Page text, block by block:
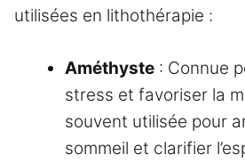
utilisées en lithothérapie :
Améthyste : Connue
stress et favoriser la
souvent utilisée pour
sommeil et clarifier